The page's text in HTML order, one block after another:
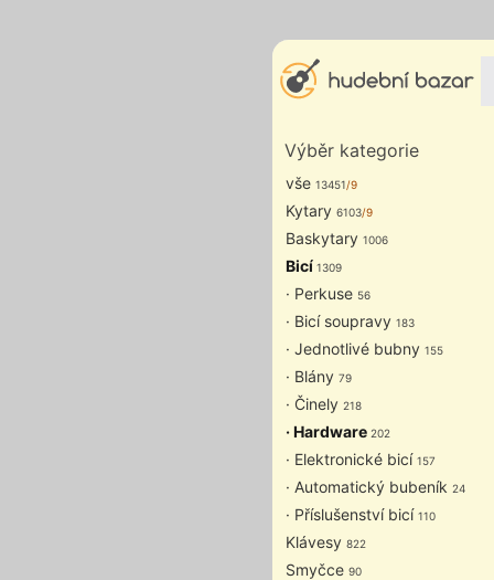
Výběr kategorie
vše 13451/9
Kytary 6103/9
Baskytary 1006
Bicí 1309
· Perkuse 56
· Bicí soupravy 183
· Jednotlivé bubny 155
· Blány 79
· Činely 218
· Hardware 202
· Elektronické bicí 157
· Automatický bubeník 24
· Příslušenství bicí 110
Klávesy 822
Smyčce 90